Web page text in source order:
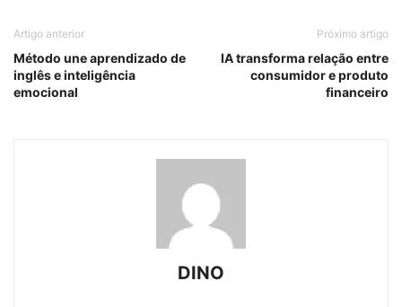
Artigo anterior
Método une aprendizado de
inglês e inteligência
emocional
Próximo artigo
IA transforma relação entre
consumidor e produto
financeiro
DINO